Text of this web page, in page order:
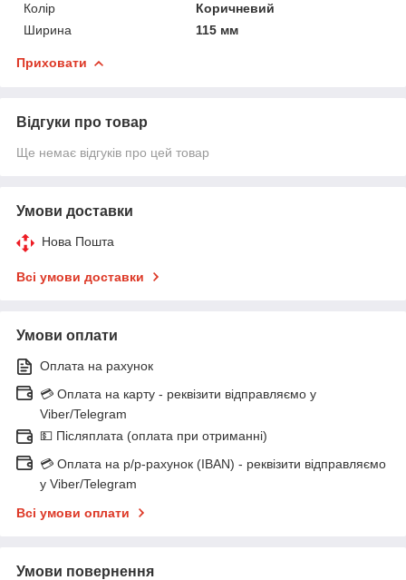
Колір
Коричневий
Ширина
115 мм
Приховати
Відгуки про товар
Ще немає відгуків про цей товар
Умови доставки
Нова Пошта
Всі умови доставки
Умови оплати
Оплата на рахунок
💳 Оплата на карту - реквізити відправляємо у
Viber/Telegram
💵 Післяплата (оплата при отриманні)
💳 Оплата на р/р-рахунок (IBAN) - реквізити відправляємо
у Viber/Telegram
Всі умови оплати
Умови повернення